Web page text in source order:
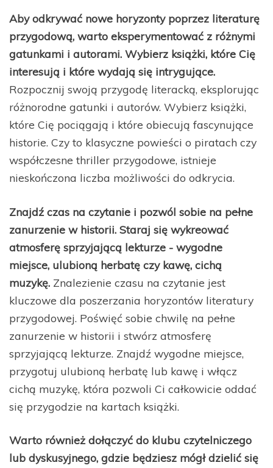
Aby odkrywać nowe horyzonty poprzez literaturę
przygodową, warto eksperymentować z różnymi
gatunkami i autorami. Wybierz książki, które Cię
interesują i które wydają się intrygujące.
Rozpocznij swoją przygodę literacką, eksplorując
różnorodne gatunki i autorów. Wybierz książki,
które Cię pociągają i które obiecują fascynujące
historie. Czy to klasyczne powieści o piratach czy
współczesne thriller przygodowe, istnieje
nieskończona liczba możliwości do odkrycia.
Znajdź czas na czytanie i pozwól sobie na pełne
zanurzenie w historii. Staraj się wykreować
atmosferę sprzyjającą lekturze - wygodne
miejsce, ulubioną herbatę czy kawę, cichą
muzykę. Znalezienie czasu na czytanie jest
kluczowe dla poszerzania horyzontów literatury
przygodowej. Poświęć sobie chwilę na pełne
zanurzenie w historii i stwórz atmosferę
sprzyjającą lekturze. Znajdź wygodne miejsce,
przygotuj ulubioną herbatę lub kawę i włącz
cichą muzykę, która pozwoli Ci całkowicie oddać
się przygodzie na kartach książki.
Warto również dołączyć do klubu czytelniczego
lub dyskusyjnego, gdzie będziesz mógł dzielić się